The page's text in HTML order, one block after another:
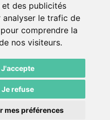
et des publicités
analyser le trafic de
comprendre la
nos visiteurs.
J'accepte
Je refuse
mes préférences